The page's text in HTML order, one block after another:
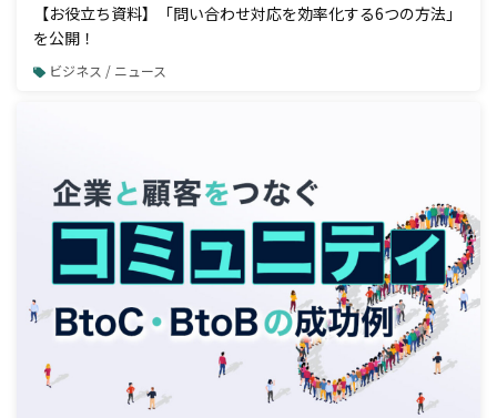
【お役立ち資料】「問い合わせ対応を効率化する6つの方法」
を公開！
ビジネス / ニュース